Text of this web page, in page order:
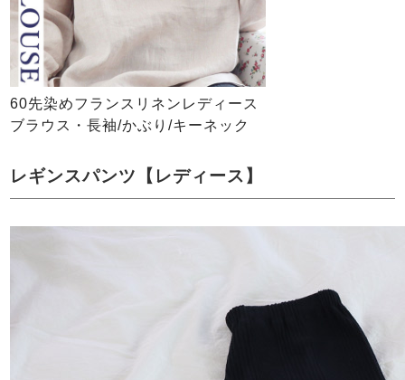
60先染めフランスリネンレディース
ブラウス・長袖/かぶり/キーネック
レギンスパンツ【レディース】